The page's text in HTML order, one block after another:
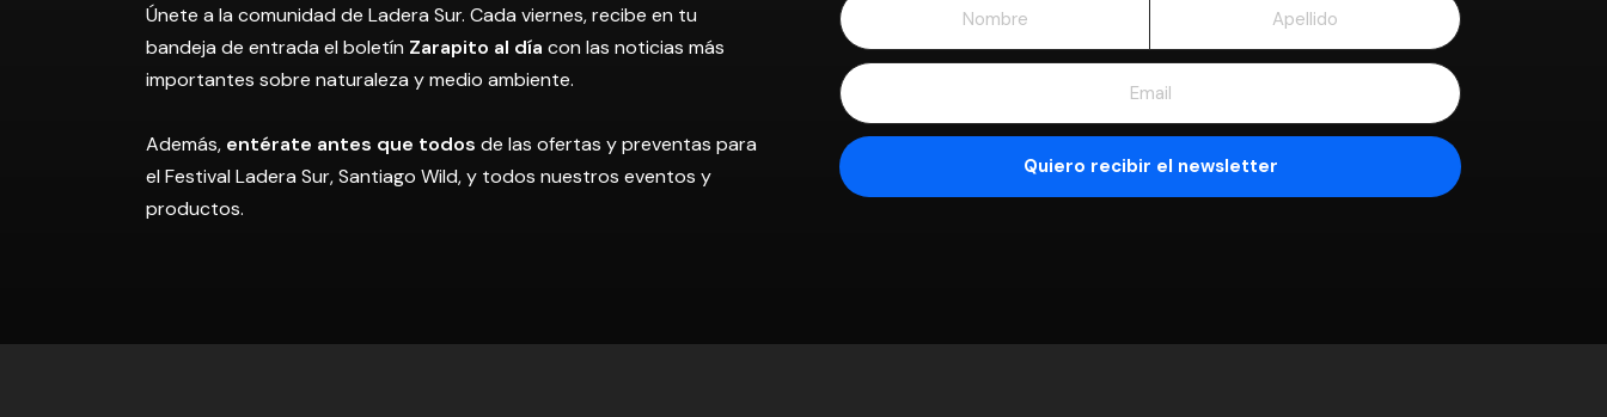
Únete a la comunidad de Ladera Sur. Cada viernes, recibe en tu
bandeja de entrada el boletín Zarapito al día con las noticias más
importantes sobre naturaleza y medio ambiente.
Además, entérate antes que todos de las ofertas y preventas para
el Festival Ladera Sur, Santiago Wild, y todos nuestros eventos y
productos.